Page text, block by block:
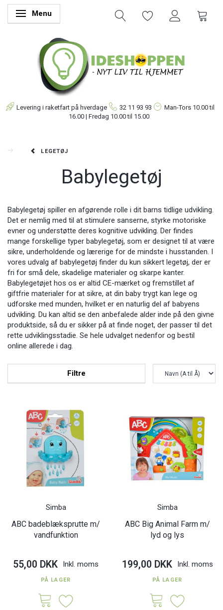
Skifte navigation
Menu
Levering i raketfart på hverdage 32 11 93 93 Man-Tors 10.00 til
16.00 | Fredag 10.00 til 15.00
LEGETØJ
Babylegetøj
Babylegetøj spiller en afgørende rolle i dit barns tidlige udvikling.
Det er nemlig med til at stimulere sanserne, styrke motoriske
evner og understøtte deres kognitive udvikling. Der findes
mange forskellige typer babylegetøj, som er designet til at være
sikre, underholdende og lærerige for de mindste i husstanden. I
vores udvalg af babylegetøj finder du kun sikkert legetøj, der er
fri for små dele, skadelige materialer og skarpe kanter.
Babylegetøjet hos os er altid CE-mærket og fremstillet af
giftfrie materialer for at sikre, at din baby trygt kan lege og
udforske med munden, hvilket er en naturlig del af babyens
udvikling. Du kan altid se den anbefalede alder inde på den givne
produktside, så du er sikker på at finde noget, der passer til det
rette udviklingsstadie. Se hele udvalget nedenfor og bestil
online allerede i dag.
Filtre
Simba
ABC badeblæksprutte m/
vandfunktion
55,00 DKK Inkl. moms
PÅ LAGER
Simba
ABC Big Animal Farm m/
lyd og lys
199,00 DKK Inkl. moms
PÅ LAGER